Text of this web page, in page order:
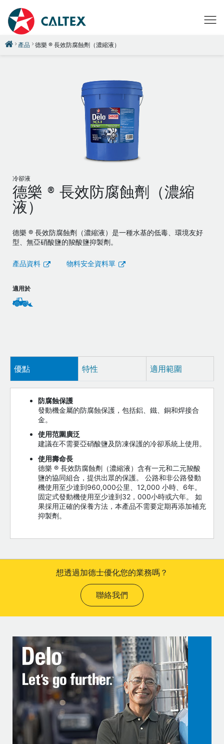
產品 德樂 ® 長效防腐蝕劑（濃縮液）
冷卻液
德樂 ® 長效防腐蝕劑（濃縮
液）
德樂 ® 長效防腐蝕劑（濃縮液）是一種水基的低毒、環境友好
型、無亞硝酸鹽的羧酸鹽抑製劑。
產品資料 物料安全資料單
適用於
優點 特性 適用範圍
防腐蝕保護
發動機金屬的防腐蝕保護，包括鋁、鐵、銅和焊接合
金。
使用范圍廣泛
建議在不需要亞硝酸鹽及防凍保護的冷卻系統上使用。
使用壽命長
德樂 ® 長效防腐蝕劑（濃縮液）含有一元和二元羧酸
鹽的協同組合，提供出眾的保護。 公路和非公路發動
機使用至少達到960,000公里、12,000 小時、6年。
固定式發動機使用至少達到32，000小時或六年。 如
果採用正確的保養方法，本產品不需要定期再添加補充
抑製劑。
想透過加德士優化您的業務嗎？
聯絡我們